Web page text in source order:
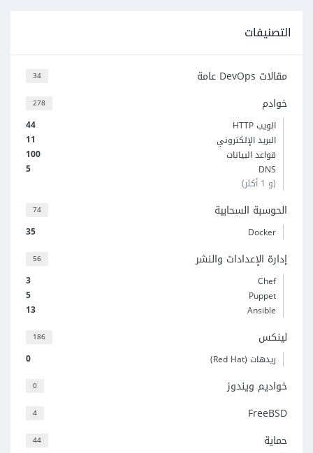
التصنيفات
34 مقالات DevOps عامة
278 خوادم
44
الويب HTTP
11
البريد الإلكتروني
100
قواعد البيانات
5
DNS
(و 1 أكثر)
74 الحوسبة السحابية
35 Docker
56 إدارة الإعدادات والنشر
3
Chef
5
Puppet
13
Ansible
186 لينكس
0 ريدهات (Red Hat)
0 خواديم ويندوز
4 FreeBSD
44 حماية